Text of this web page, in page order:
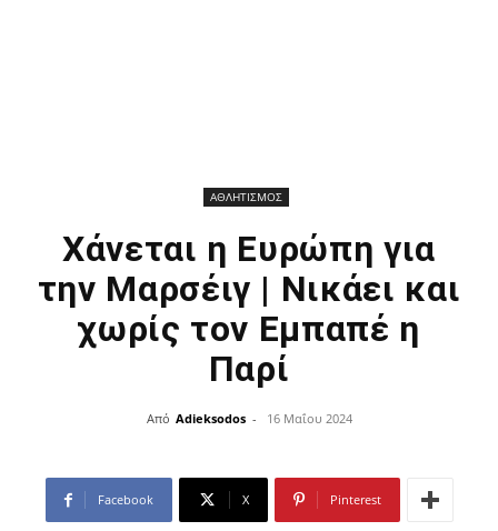
ΑΘΛΗΤΙΣΜΟΣ
Χάνεται η Ευρώπη για
την Μαρσέιγ | Νικάει και
χωρίς τον Εμπαπέ η
Παρί
Από Adieksodos - 16 Μαΐου 2024
Facebook X Pinterest